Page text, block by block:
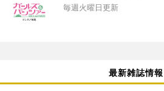
毎週火曜日更新
最新雑誌情報